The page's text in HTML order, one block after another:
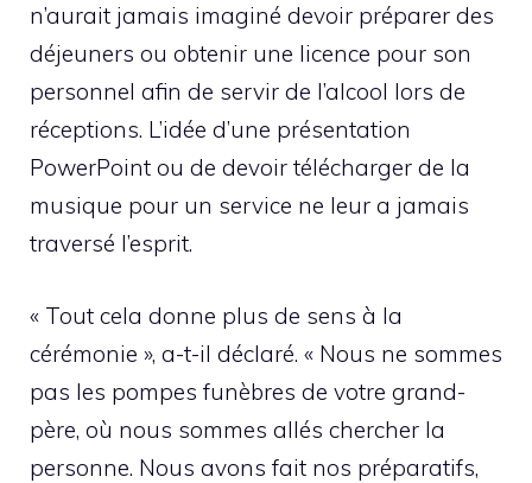
n’aurait jamais imaginé devoir préparer des
déjeuners ou obtenir une licence pour son
personnel afin de servir de l’alcool lors de
réceptions. L’idée d’une présentation
PowerPoint ou de devoir télécharger de la
musique pour un service ne leur a jamais
traversé l’esprit.
« Tout cela donne plus de sens à la
cérémonie », a-t-il déclaré. « Nous ne sommes
pas les pompes funèbres de votre grand-
père, où nous sommes allés chercher la
personne. Nous avons fait nos préparatifs,